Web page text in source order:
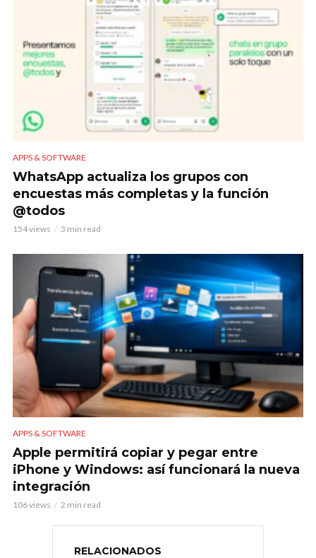
APPS & SOFTWARE
WhatsApp actualiza los grupos con
encuestas más completas y la función
@todos
154 views 3 min read
APPS & SOFTWARE
Apple permitirá copiar y pegar entre
iPhone y Windows: así funcionará la nueva
integración
106 views 2 min read
RELACIONADOS